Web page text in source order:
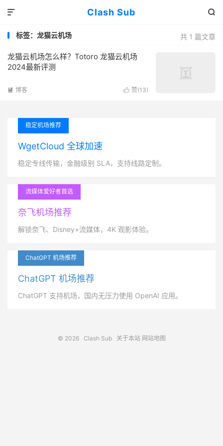
Clash Sub 

共 1 篇文章
标签：龙猫云机场
龙猫云机场怎么样？Totoro 龙猫云机场
2024最新评测
 赞(13)
 博客
稳定机场推荐
WgetCloud 全球加速
稳定专线传输，金融级别 SLA，支持线路定制。
流媒体爱好者首选
奈飞机场推荐
解锁奈飞、Disney+流媒体，4K 观影体验。
ChatGPT 机场推荐
ChatGPT 机场推荐
ChatGPT 支持机场，国内无压力使用 OpenAI 应用。
© 2026 Clash Sub 关于本站 网站地图